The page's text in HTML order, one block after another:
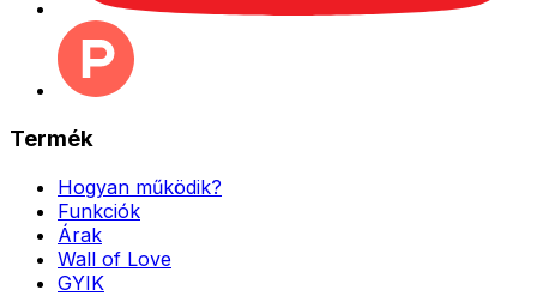
Termék
Hogyan működik?
Funkciók
Árak
Wall of Love
GYIK